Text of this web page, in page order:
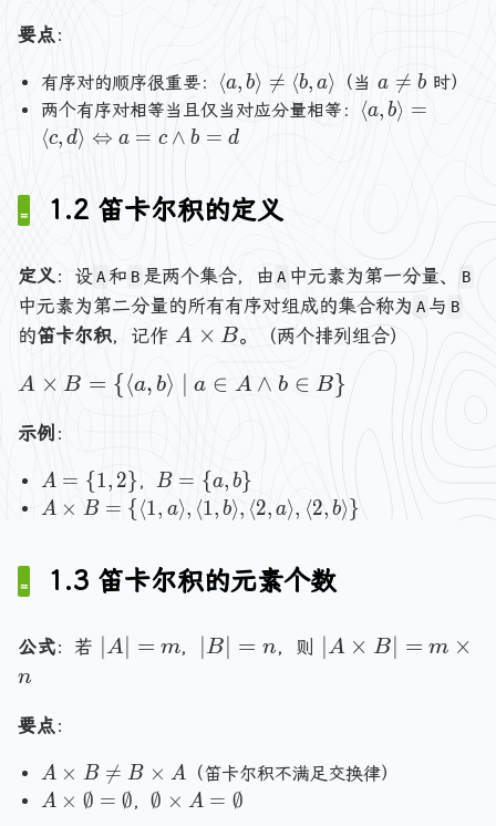
g
l
e
,
y
\
r
a
n
l
要点 ：
有序对的顺序很重要：
\
l
a
l
,
b
\
a
e
\
e
q
l
a
e
b
⟨a, b⟩ 
= ⟨b, a⟩ （当a
\
a 
= b时）
两个有序对相等当且仅当对应分量相等：
\l
b
\
r
a
=
\
e
⟨a, b⟩ =
⟨c, d⟩ ⇔ a = c ∧ b = d
1.2 笛卡尔积的定义
定义：设A和 B 是两个集合，由 A 中元素为第一分量、 B
中元素为第二分量的所有有序对组成的集合称为 A 与 B
的笛卡尔积，记作 A
A × B。（两个排列组合）
A
ti
es
B
\
{
a
n
e
b
\
A × B = {⟨a, b⟩ ∣ a ∈ A ∧ b ∈ B}
示例 ：
A
=
1,
\
}
A = {1, 2}，
B
=
a,
}
B = {a, b}
A
m
B
=
{
\l
a
n
gl
A × B = { ⟨1, a⟩, ⟨1, b⟩, ⟨2, a⟩, ⟨2, b⟩}
1.3 笛卡尔积的元素个数
公式：若 |∣A∣ = m， |
∣B∣ = n，则 |
es
∣A × B∣ = m ×
n
要点 ：
A
\
A × B 
= B × A（笛卡尔积不满足交换律）
A
A × ∅ = ∅，\
∅ × A = ∅